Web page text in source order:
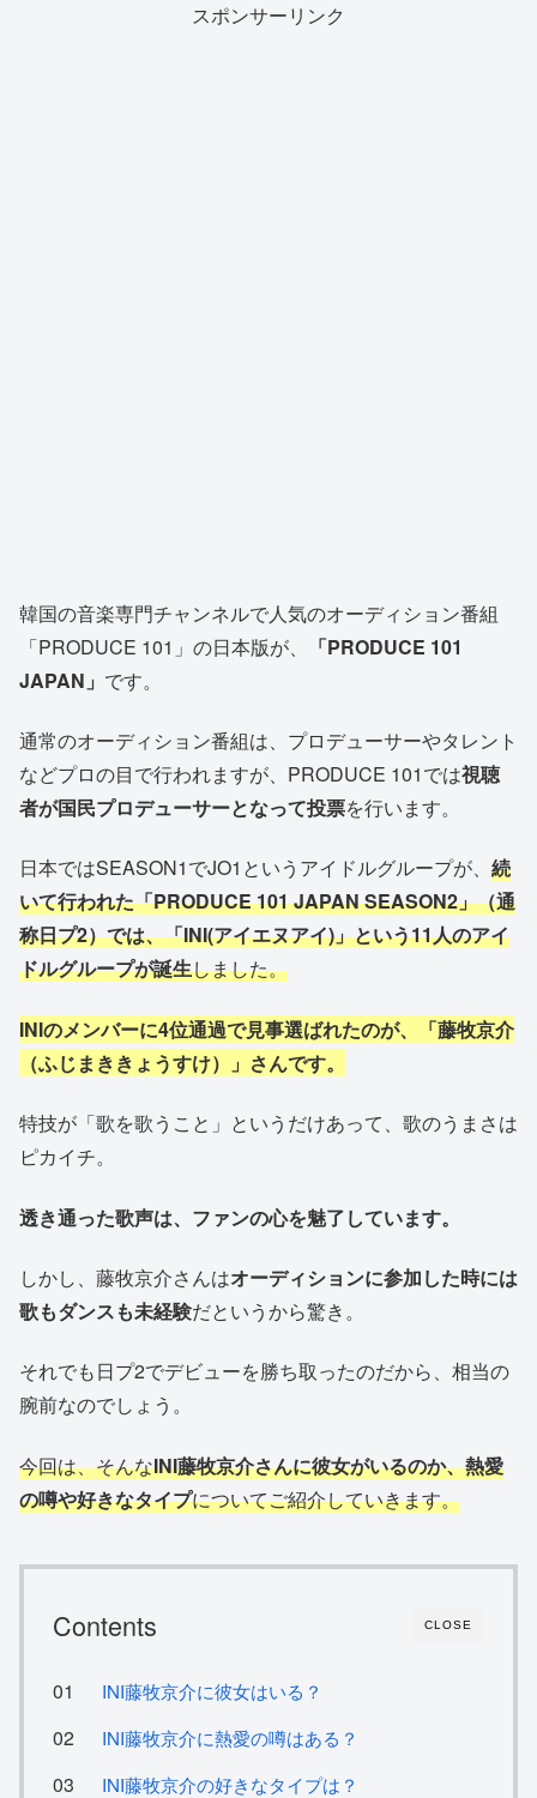
スポンサーリンク
韓国の音楽専門チャンネルで人気のオーディション番組
「PRODUCE 101」の日本版が、
「PRODUCE 101
JAPAN」 です。
通常のオーディション番組は、プロデューサーやタレント
などプロの目で行われますが、PRODUCE 101では視聴
者が国民プロデューサーとなって投票を行います。
日本ではSEASON1でJO1というアイドルグループが、 続
いて行われた「PRODUCE 101 JAPAN SEASON2」（通
称日プ2）では、「INI(アイエヌアイ)」という11人のアイ
ドルグループが誕生しました。
INIのメンバーに4位通過で見事選ばれたのが、「藤牧京介
（ふじまききょうすけ）」さんです。
特技が「歌を歌うこと」というだけあって、歌のうまさは
ピカイチ。
透き通った歌声は、ファンの心を魅了しています。
しかし、藤牧京介さんはオーディションに参加した時には
歌もダンスも未経験だというから驚き。
それでも日プ2でデビューを勝ち取ったのだから、相当の
腕前なのでしょう。
今回は、そんなINI藤牧京介さんに彼女がいるのか、熱愛
の噂や好きなタイプについてご紹介していきます。
CLOSE
Contents
INI藤牧京介に彼女はいる？
INI藤牧京介に熱愛の噂はある？
INI藤牧京介の好きなタイプは？